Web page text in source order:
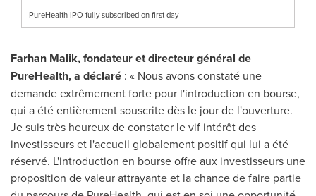
PureHealth IPO fully subscribed on first day
Farhan Malik, fondateur et directeur général de
PureHealth, a déclaré : « Nous avons constaté une
demande extrêmement forte pour l'introduction en bourse,
qui a été entièrement souscrite dès le jour de l'ouverture.
Je suis très heureux de constater le vif intérêt des
investisseurs et l'accueil globalement positif qui lui a été
réservé. L'introduction en bourse offre aux investisseurs une
proposition de valeur attrayante et la chance de faire partie